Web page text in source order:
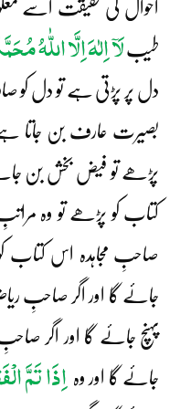
احوال کی حقیقت اسے
طیبلَآ اِلٰہَ اِلَّا اللّٰہُ
دل پر پڑتی ہے تو دل کو
بصیرت عارف بن جاتا
پڑھے تو فیض بخش بن
کتاب کو پڑھے تو وہ مراتبِ
صاحبِ مجاہدہ اس کتاب کو
جائے گا اور اگر صاحبِ
پہنچ جائے گا اور اگر
جائے گا اور وہ اِذَا تَمَّ